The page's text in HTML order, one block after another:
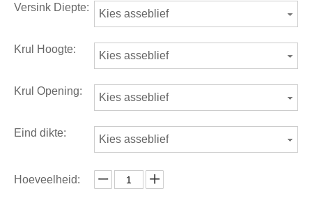
Versink Diepte:
Kies asseblief
Krul Hoogte:
Kies asseblief
Krul Opening:
Kies asseblief
Eind dikte:
Kies asseblief
Hoeveelheid: